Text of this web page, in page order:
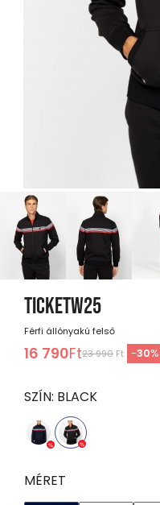
TICKETW25
Férfi állónyakú felső
16 790Ft23 990 Ft -30%
SZÍN: BLACK
MÉRET